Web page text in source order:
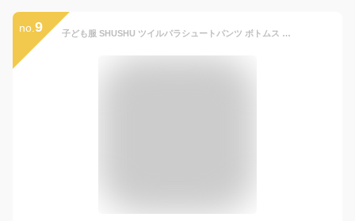
no. 9 子ども服 SHUSHU ツイルパラシュートパンツ ボトムス 子供服 女の子 小学生 中学生 ファッション ガールズ キッズ ジュニア 韓国子供服 大人っぽい ダンス 130cm 140cm 150cm 160cm 165cm パンツ・ズボン